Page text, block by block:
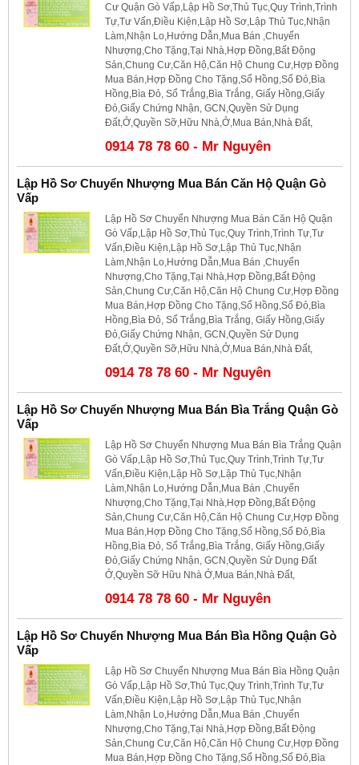
Cư Quận Gò Vấp,Lập Hồ Sơ,Thủ Tục,Quy Trình,Trình
Tự,Tư Vấn,Điều Kiện,Lập Hồ Sơ,Lập Thủ Tục,Nhận
Làm,Nhận Lo,Hướng Dẫn,Mua Bán ,Chuyển
Nhượng,Cho Tặng,Tại Nhà,Hợp Đồng,Bất Động
Sản,Chung Cư,Căn Hộ,Căn Hộ Chung Cư,Hợp Đồng
Mua Bán,Hợp Đồng Cho Tặng,Sổ Hồng,Sổ Đỏ,Bìa
Hồng,Bìa Đỏ, Sổ Trắng,Bìa Trắng, Giấy Hồng,Giấy
Đỏ,Giấy Chứng Nhận, GCN,Quyền Sử Dụng
Đất,Ở,Quyền Sỡ,Hữu Nhà,Ở,Mua Bán,Nhà Đất,
0914 78 78 60 - Mr Nguyên
Lập Hồ Sơ Chuyển Nhượng Mua Bán Căn Hộ Quận Gò
Vấp
Lập Hồ Sơ Chuyển Nhượng Mua Bán Căn Hộ Quận
Gò Vấp,Lập Hồ Sơ,Thủ Tục,Quy Trình,Trình Tự,Tư
Vấn,Điều Kiện,Lập Hồ Sơ,Lập Thủ Tục,Nhận
Làm,Nhận Lo,Hướng Dẫn,Mua Bán ,Chuyển
Nhượng,Cho Tặng,Tại Nhà,Hợp Đồng,Bất Động
Sản,Chung Cư,Căn Hộ,Căn Hộ Chung Cư,Hợp Đồng
Mua Bán,Hợp Đồng Cho Tặng,Sổ Hồng,Sổ Đỏ,Bìa
Hồng,Bìa Đỏ, Sổ Trắng,Bìa Trắng, Giấy Hồng,Giấy
Đỏ,Giấy Chứng Nhận, GCN,Quyền Sử Dụng
Đất,Ở,Quyền Sỡ,Hữu Nhà,Ở,Mua Bán,Nhà Đất,
0914 78 78 60 - Mr Nguyên
Lập Hồ Sơ Chuyển Nhượng Mua Bán Bìa Trắng Quận Gò
Vấp
Lập Hồ Sơ Chuyển Nhượng Mua Bán Bìa Trắng Quận
Gò Vấp,Lập Hồ Sơ,Thủ Tục,Quy Trình,Trình Tự,Tư
Vấn,Điều Kiện,Lập Hồ Sơ,Lập Thủ Tục,Nhận
Làm,Nhận Lo,Hướng Dẫn,Mua Bán ,Chuyển
Nhượng,Cho Tặng,Tại Nhà,Hợp Đồng,Bất Động
Sản,Chung Cư,Căn Hộ,Căn Hộ Chung Cư,Hợp Đồng
Mua Bán,Hợp Đồng Cho Tặng,Sổ Hồng,Sổ Đỏ,Bìa
Hồng,Bìa Đỏ, Sổ Trắng,Bìa Trắng, Giấy Hồng,Giấy
Đỏ,Giấy Chứng Nhận, GCN,Quyền Sử Dụng Đất
Ở,Quyền Sỡ Hữu Nhà Ở,Mua Bán,Nhà Đất,
0914 78 78 60 - Mr Nguyên
Lập Hồ Sơ Chuyển Nhượng Mua Bán Bìa Hồng Quận Gò
Vấp
Lập Hồ Sơ Chuyển Nhượng Mua Bán Bìa Hồng Quận
Gò Vấp,Lập Hồ Sơ,Thủ Tục,Quy Trình,Trình Tự,Tư
Vấn,Điều Kiện,Lập Hồ Sơ,Lập Thủ Tục,Nhận
Làm,Nhận Lo,Hướng Dẫn,Mua Bán ,Chuyển
Nhượng,Cho Tặng,Tại Nhà,Hợp Đồng,Bất Động
Sản,Chung Cư,Căn Hộ,Căn Hộ Chung Cư,Hợp Đồng
Mua Bán,Hợp Đồng Cho Tặng,Sổ Hồng,Sổ Đỏ,Bìa